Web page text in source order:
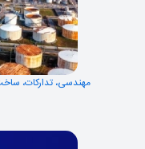
مهندسی، تدارکات،